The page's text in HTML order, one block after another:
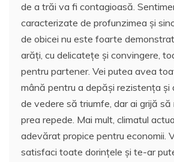
de a trăi va fi contagioasă.
caracterizate de profunzimea și
de obicei nu este foarte
arăți, cu delicatețe și convingere,
pentru partener. Vei putea avea
mână pentru a depăși rezistența și
de vedere să triumfe, dar ai grijă să
prea repede. Mai mult, climatul
adevărat propice pentru economii.
satisfaci toate dorințele și te-ar